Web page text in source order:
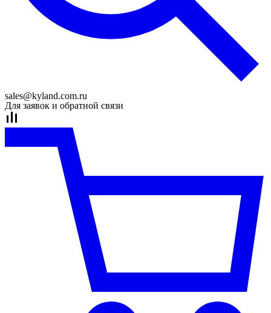
sales@kyland.com.ru
Для заявок и обратной связи